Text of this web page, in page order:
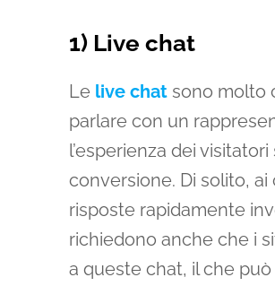
1) Live chat
Le live chat sono molto
parlare con un
l’esperienza dei
conversione. Di solito,
risposte rapidamente
richiedono anche che i
a queste chat, il che